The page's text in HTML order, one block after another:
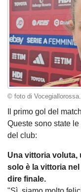
© foto di
Il primo gol del
Queste sono state
del club:
Una vittoria voluta,
solo è la vittoria
dire finale.